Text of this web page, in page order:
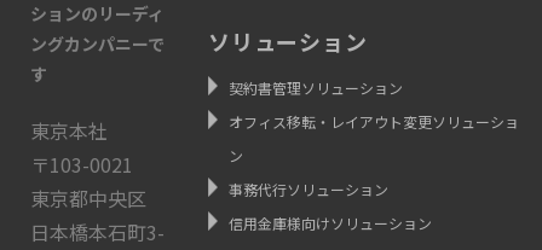
ションのリーディ
ングカンパニーで
す
東京本社
〒103-0021
東京都中央区
日本橋本石町3-
ソリューション
契約書管理ソリューション
オフィス移転・レイアウト変更ソリューショ
ン
事務代行ソリューション
信用金庫様向けソリューション